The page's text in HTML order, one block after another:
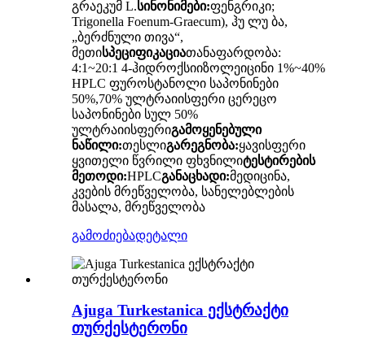
გრაეკუმ L.სინონიმები:ფენგრიკი;
Trigonella Foenum-Graecum), ჰუ ლუ ბა,
„ბერძნული თივა“,
მეთისპეციფიკაციათანაფარდობა:
4:1~20:1 4-ჰიდროქსიიზოლეიცინი 1%~40%
HPLC ფუროსტანოლი საპონინები
50%,70% ულტრაიისფერი ცერეცო
საპონინები სულ 50%
ულტრაიისფერიგამოყენებული
ნაწილი:თესლიგარეგნობა:ყავისფერი
ყვითელი წვრილი ფხვნილიტესტირების
მეთოდი:HPLCგანაცხადი:მედიცინა,
კვების მრეწველობა, სანელებლების
მასალა, მრეწველობა
გამოძიებადეტალი
Ajuga Turkestanica ექსტრაქტი
თურქესტერონი